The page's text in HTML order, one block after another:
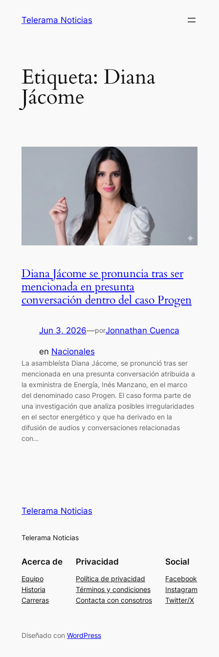
Telerama Noticias
Etiqueta: Diana
Jácome
Diana Jácome se pronuncia tras ser
mencionada en presunta
conversación dentro del caso Progen
Jun 3, 2026—porJonnathan Cuenca
en Nacionales
La asambleísta Diana Jácome, se pronunció tras ser
mencionada en una presunta conversación atribuida a
la exministra de Energía, Inés Manzano, en el marco
del denominado caso Progen. El caso forma parte de
una investigación que analiza posibles irregularidades
en el sector energético y que ha derivado en la
difusión de audios y conversaciones relacionadas
con…
Telerama Noticias
Telerama Noticias
Acerca de
Equipo
Historia
Carreras
Privacidad
Política de privacidad
Términos y condiciones
Contacta con consotros
Social
Facebook
Instagram
Twitter/X
Diseñado con WordPress